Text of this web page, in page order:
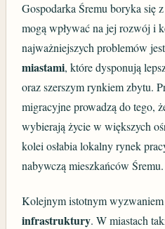
Gospodarka Śremu boryka się
mogą wpływać na jej rozwój i
najważniejszych problemów
miastami, które dysponują
oraz szerszym rynkiem zbytu.
migracyjne prowadzą do tego,
wybierają życie w większych
kolei osłabia lokalny rynek
nabywczą mieszkańców Śremu.
Kolejnym istotnym
infrastruktury. W miastach